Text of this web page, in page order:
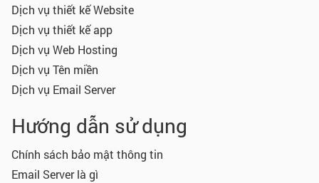
Dịch vụ thiết kế Website
Dịch vụ thiết kế app
Dịch vụ Web Hosting
Dịch vụ Tên miền
Dịch vụ Email Server
Hướng dẫn sử dụng
Chính sách bảo mật thông tin
Email Server là gì